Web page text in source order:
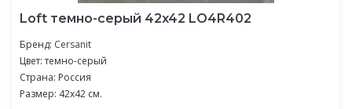
Loft темно-серый 42x42 LO4R402
Бренд: Cersanit
Цвет: темно-серый
Страна: Россия
Размер: 42x42 см.